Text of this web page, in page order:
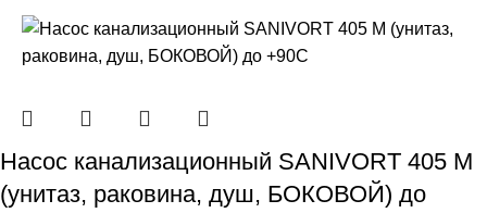
Насос канализационный SANIVORT 405 М
(унитаз, раковина, душ, БОКОВОЙ) до